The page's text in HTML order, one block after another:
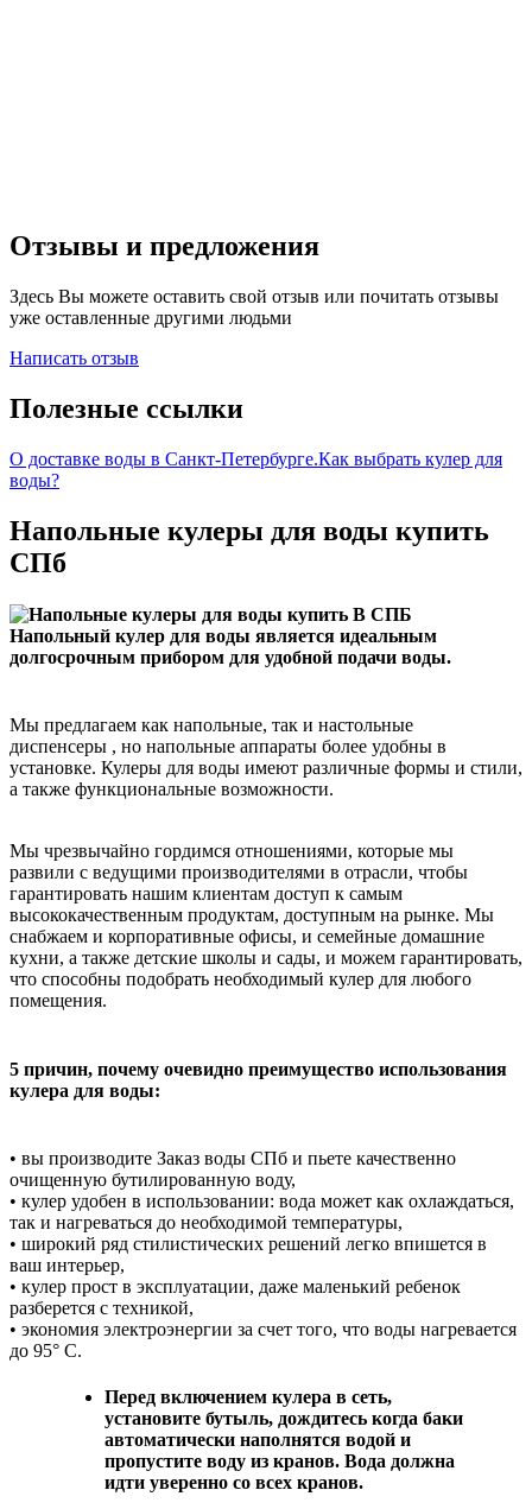
Отзывы и предложения
Здесь Вы можете оставить свой отзыв или почитать отзывы
уже оставленные другими людьми
Написать отзыв
Полезные ссылки
О доставке воды в Санкт-Петербурге.Как выбрать кулер для
воды?
Напольные кулеры для воды купить
СПб
Напольный кулер для воды является идеальным
долгосрочным прибором для удобной подачи воды.
Мы предлагаем как напольные, так и настольные
диспенсеры , но напольные аппараты более удобны в
установке. Кулеры для воды имеют различные формы и стили,
а также функциональные возможности.
Мы чрезвычайно гордимся отношениями, которые мы
развили с ведущими производителями в отрасли, чтобы
гарантировать нашим клиентам доступ к самым
высококачественным продуктам, доступным на рынке. Мы
снабжаем и корпоративные офисы, и семейные домашние
кухни, а также детские школы и сады, и можем гарантировать,
что способны подобрать необходимый кулер для любого
помещения.
5 причин, почему очевидно преимущество использования
кулера для воды:
• вы производите Заказ воды СПб и пьете качественно
очищенную бутилированную воду,
• кулер удобен в использовании: вода может как охлаждаться,
так и нагреваться до необходимой температуры,
• широкий ряд стилистических решений легко впишется в
ваш интерьер,
• кулер прост в эксплуатации, даже маленький ребенок
разберется с техникой,
• экономия электроэнергии за счет того, что воды нагревается
до 95° C.
Перед включением кулера в сеть,
установите бутыль, дождитесь когда баки
автоматически наполнятся водой и
пропустите воду из кранов. Вода должна
идти уверенно со всех кранов.